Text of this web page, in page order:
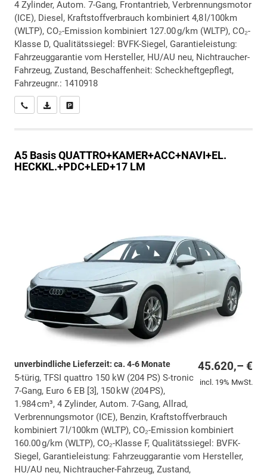
4 Zylinder, Autom. 7-Gang, Frontantrieb, Verbrennungsmotor
(ICE), Diesel, Kraftstoffverbrauch kombiniert 4,8 l/100km
(WLTP), CO₂-Emission kombiniert 127.00 g/km (WLTP), CO₂-
Klasse D, Qualitätssiegel: BVFK-Siegel, Garantieleistung:
Fahrzeuggarantie vom Hersteller, HU/AU neu, Nichtraucher-
Fahrzeug, Zustand, Beschaffenheit: Scheckheftgepflegt,
Fahrzeugnr.: 1410918
Wir rufen Sie anPDF-Datei, Fahrzeugexposé drucken
A5 Basis QUATTRO+KAMER+ACC+NAVI+EL.
HECKKL.+PDC+LED+17 LM
45.620,– €
incl. 19% MwSt.
unverbindliche Lieferzeit: ca. 4-6 Monate
5-türig, TFSI quattro 150 kW (204 PS) S-tronic
7-Gang, Euro 6 EB [3], 150 kW (204 PS),
1.984 cm³, 4 Zylinder, Autom. 7-Gang, Allrad,
Verbrennungsmotor (ICE), Benzin, Kraftstoffverbrauch
kombiniert 7 l/100km (WLTP), CO₂-Emission kombiniert
160.00 g/km (WLTP), CO₂-Klasse F, Qualitätssiegel: BVFK-
Siegel, Garantieleistung: Fahrzeuggarantie vom Hersteller,
HU/AU neu, Nichtraucher-Fahrzeug, Zustand,